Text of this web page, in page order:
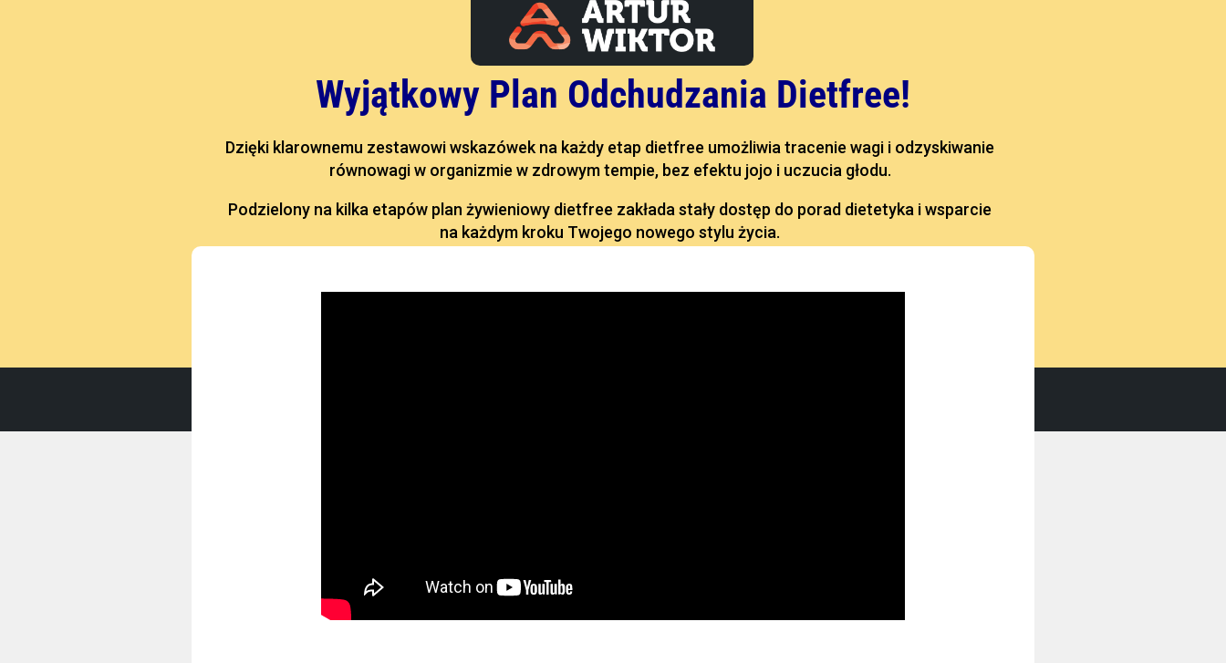
Wyjątkowy Plan Odchudzania Dietfree!
Dzięki klarownemu zestawowi wskazówek na każdy etap dietfree umożliwia tracenie wagi i odzyskiwanie
równowagi w organizmie w zdrowym tempie, bez efektu jojo i uczucia głodu.
Podzielony na kilka etapów plan żywieniowy dietfree zakłada stały dostęp do porad dietetyka i wsparcie
na każdym kroku Twojego nowego stylu życia.